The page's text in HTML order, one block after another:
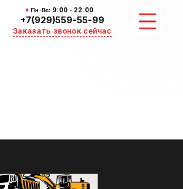
Пн-Вс: 9:00 - 22:00
+7(929)559-55-99
Заказать звонок сейчас
СНЕГА